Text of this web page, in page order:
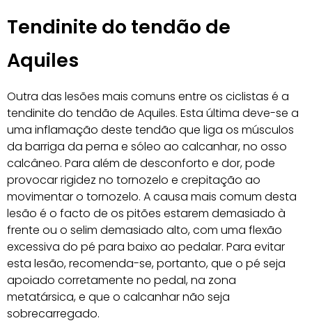
Tendinite do tendão de
Aquiles
Outra das lesões mais comuns entre os ciclistas é a
tendinite do tendão de Aquiles. Esta última deve-se a
uma inflamação deste tendão que liga os músculos
da barriga da perna e sóleo ao calcanhar, no osso
calcâneo. Para além de desconforto e dor, pode
provocar rigidez no tornozelo e crepitação ao
movimentar o tornozelo. A causa mais comum desta
lesão é o facto de os pitões estarem demasiado à
frente ou o selim demasiado alto, com uma flexão
excessiva do pé para baixo ao pedalar. Para evitar
esta lesão, recomenda-se, portanto, que o pé seja
apoiado corretamente no pedal, na zona
metatársica, e que o calcanhar não seja
sobrecarregado.